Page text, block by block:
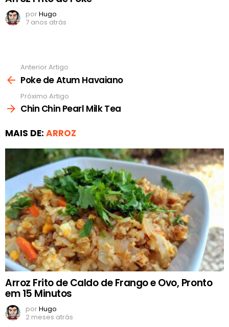
porHugo
7 anos atrás
mais
Anterior Artigo
Poke de Atum Havaiano
Próximo Artigo
Chin Chin Pearl Milk Tea
MAIS DE: ARROZ
Arroz Frito de Caldo de Frango e Ovo, Pronto
em 15 Minutos
porHugo
2 meses atrás